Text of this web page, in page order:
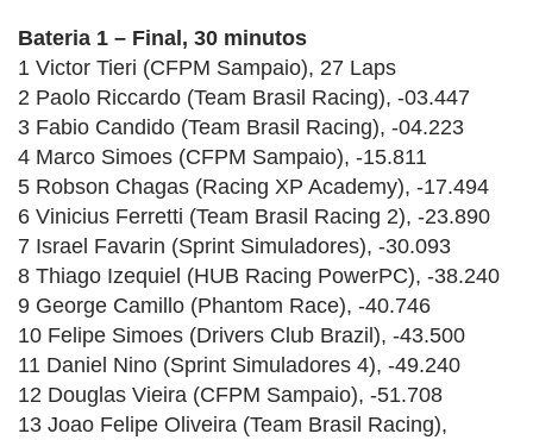
Bateria 1 – Final, 30 minutos
1 Victor Tieri (CFPM Sampaio), 27 Laps
2 Paolo Riccardo (Team Brasil Racing), -03.447
3 Fabio Candido (Team Brasil Racing), -04.223
4 Marco Simoes (CFPM Sampaio), -15.811
5 Robson Chagas (Racing XP Academy), -17.494
6 Vinicius Ferretti (Team Brasil Racing 2), -23.890
7 Israel Favarin (Sprint Simuladores), -30.093
8 Thiago Izequiel (HUB Racing PowerPC), -38.240
9 George Camillo (Phantom Race), -40.746
10 Felipe Simoes (Drivers Club Brazil), -43.500
11 Daniel Nino (Sprint Simuladores 4), -49.240
12 Douglas Vieira (CFPM Sampaio), -51.708
13 Joao Felipe Oliveira (Team Brasil Racing),